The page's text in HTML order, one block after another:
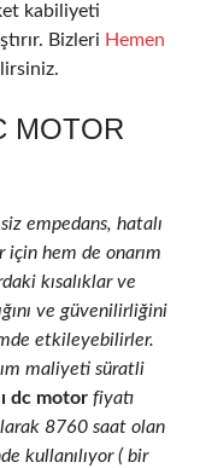
kabiliyeti
Bizleri Hemen
MOTOR
empedans, hatalı
için hem de onarım
kısalıklar ve
ve güvenilirliğini
etkileyebilirler.
maliyeti süratli
dc motor fiyatı
8760 saat olan
kullanılıyor ( bir